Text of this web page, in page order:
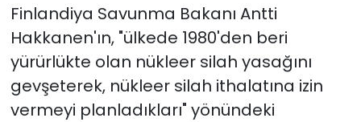
Finlandiya Savunma Bakanı Antti
Hakkanen'ın, "ülkede 1980'den beri
yürürlükte olan nükleer silah yasağını
gevşeterek, nükleer silah ithalatına izin
vermeyi planladıkları" yönündeki